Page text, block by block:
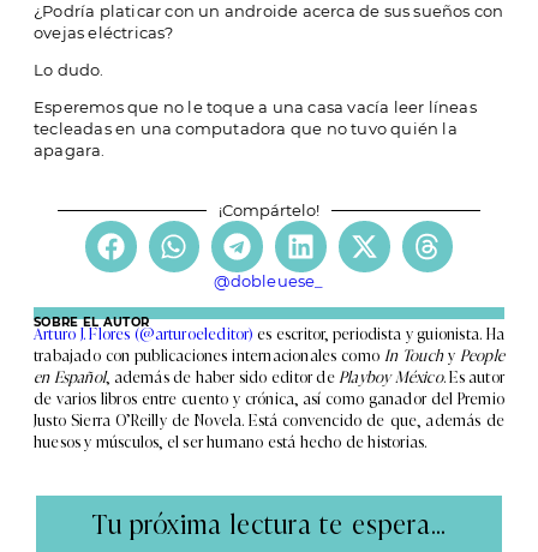
¿Podría platicar con un androide acerca de sus sueños con
ovejas eléctricas?
Lo dudo.
Esperemos que no le toque a una casa vacía leer líneas
tecleadas en una computadora que no tuvo quién la
apagara.
¡Compártelo!
@dobleuese_
SOBRE EL AUTOR
Arturo J. Flores (@arturoeleditor) es escritor, periodista y guionista. Ha
trabajado con publicaciones internacionales como In Touchy People
en Español, además de haber sido editor de Playboy México. Es autor
de varios libros entre cuento y crónica, así como ganador del Premio
Justo Sierra O’Reilly de Novela. Está convencido de que, además de
huesos y músculos, el ser humano está hecho de historias.
Tu próxima lectura te espera...